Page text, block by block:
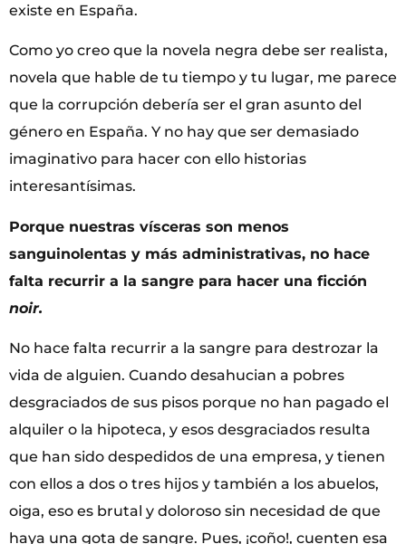
existe en España.
Como yo creo que la novela negra debe ser realista,
novela que hable de tu tiempo y tu lugar, me parece
que la corrupción debería ser el gran asunto del
género en España. Y no hay que ser demasiado
imaginativo para hacer con ello historias
interesantísimas.
Porque nuestras vísceras son menos
sanguinolentas y más administrativas, no hace
falta recurrir a la sangre para hacer una ficción
noir.
No hace falta recurrir a la sangre para destrozar la
vida de alguien. Cuando desahucian a pobres
desgraciados de sus pisos porque no han pagado el
alquiler o la hipoteca, y esos desgraciados resulta
que han sido despedidos de una empresa, y tienen
con ellos a dos o tres hijos y también a los abuelos,
oiga, eso es brutal y doloroso sin necesidad de que
haya una gota de sangre. Pues, ¡coño!, cuenten esa